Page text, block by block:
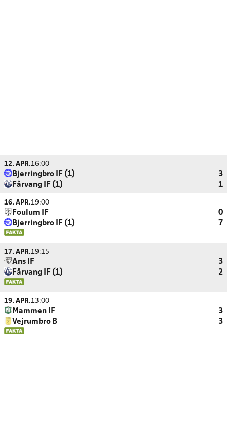
12. APR.16:00
Bjerringbro IF (1)
3
Fårvang IF (1)
1
16. APR.19:00
Foulum IF
0
Bjerringbro IF (1)
7
17. APR.19:15
Ans IF
3
Fårvang IF (1)
2
19. APR.13:00
Mammen IF
3
Vejrumbro B
3